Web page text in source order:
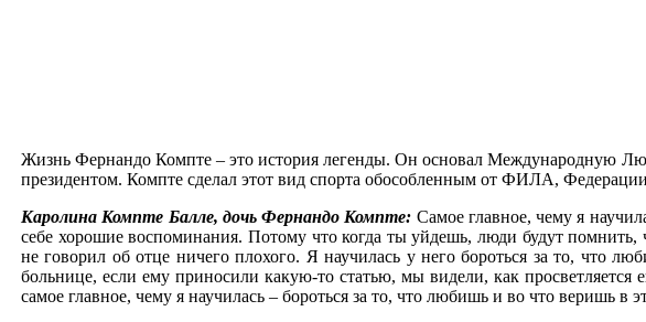
Жизнь Фернандо Компте – это история легенды. Он основал
президентом. Компте сделал этот вид спорта обособленным от ФИЛА,
Каролина Компте Балле, дочь Фернандо Компте: Самое главное, чему я
себе хорошие воспоминания. Потому что когда ты уйдешь, люди будут
не говорил об отце ничего плохого. Я научилась у него бороться за то, что
больнице, если ему приносили какую-то статью, мы видели, как
самое главное, чему я научилась – бороться за то, что любишь и во что веришь в